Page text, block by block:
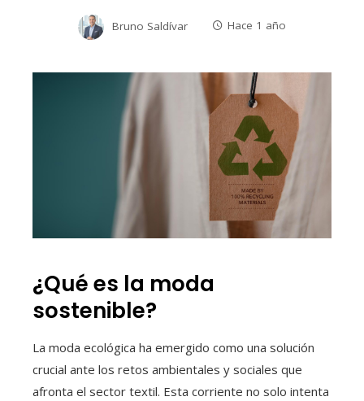
Bruno Saldívar Hace 1 año
¿Qué es la moda
sostenible?
La moda ecológica ha emergido como una solución
crucial ante los retos ambientales y sociales que
afronta el sector textil. Esta corriente no solo intenta